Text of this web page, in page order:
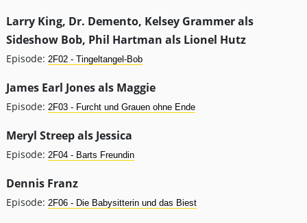
Larry King, Dr. Demento, Kelsey Grammer als
Sideshow Bob, Phil Hartman als Lionel Hutz
Episode: 2F02 - Tingeltangel-Bob
James Earl Jones als Maggie
Episode: 2F03 - Furcht und Grauen ohne Ende
Meryl Streep als Jessica
Episode: 2F04 - Barts Freundin
Dennis Franz
Episode: 2F06 - Die Babysitterin und das Biest